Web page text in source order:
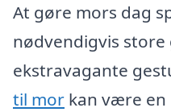
At gøre mors dag
nødvendigvis store
ekstravagante
til mor kan være